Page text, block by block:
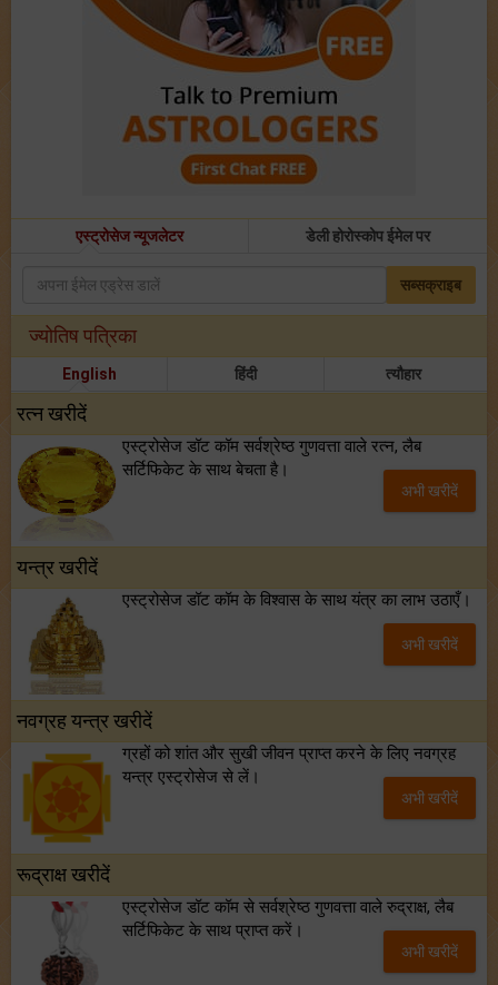
एस्ट्रोसेज न्यूजलेटर डेली होरोस्कोप ईमेल पर
सब्सक्राइब
ज्योतिष पत्रिका
English हिंदी त्यौहार
रत्न खरीदें
एस्ट्रोसेज डॉट कॉम सर्वश्रेष्ठ गुणवत्ता वाले रत्न, लैब
सर्टिफिकेट के साथ बेचता है।
अभी खरीदें
यन्त्र खरीदें
एस्ट्रोसेज डॉट कॉम के विश्वास के साथ यंत्र का लाभ उठाएँ।
अभी खरीदें
नवग्रह यन्त्र खरीदें
ग्रहों को शांत और सुखी जीवन प्राप्त करने के लिए नवग्रह
यन्त्र एस्ट्रोसेज से लें।
अभी खरीदें
रूद्राक्ष खरीदें
एस्ट्रोसेज डॉट कॉम से सर्वश्रेष्ठ गुणवत्ता वाले रुद्राक्ष, लैब
सर्टिफिकेट के साथ प्राप्त करें।
अभी खरीदें